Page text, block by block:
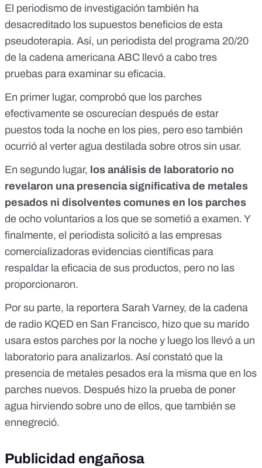
El periodismo de investigación también ha
desacreditado los supuestos beneficios de esta
pseudoterapia. Así, un periodista del programa 20/20
de la cadena americana ABC llevó a cabo tres
pruebas para examinar su eficacia.
En primer lugar, comprobó que los parches
efectivamente se oscurecían después de estar
puestos toda la noche en los pies, pero eso también
ocurrió al verter agua destilada sobre otros sin usar.
En segundo lugar, los análisis de laboratorio no
revelaron una presencia significativa de metales
pesados ni disolventes comunes en los parches
de ocho voluntarios a los que se sometió a examen. Y
finalmente, el periodista solicitó a las empresas
comercializadoras evidencias científicas para
respaldar la eficacia de sus productos, pero no las
proporcionaron.
Por su parte, la reportera Sarah Varney, de la cadena
de radio KQED en San Francisco, hizo que su marido
usara estos parches por la noche y luego los llevó a un
laboratorio para analizarlos. Así constató que la
presencia de metales pesados era la misma que en los
parches nuevos. Después hizo la prueba de poner
agua hirviendo sobre uno de ellos, que también se
ennegreció.
Publicidad engañosa